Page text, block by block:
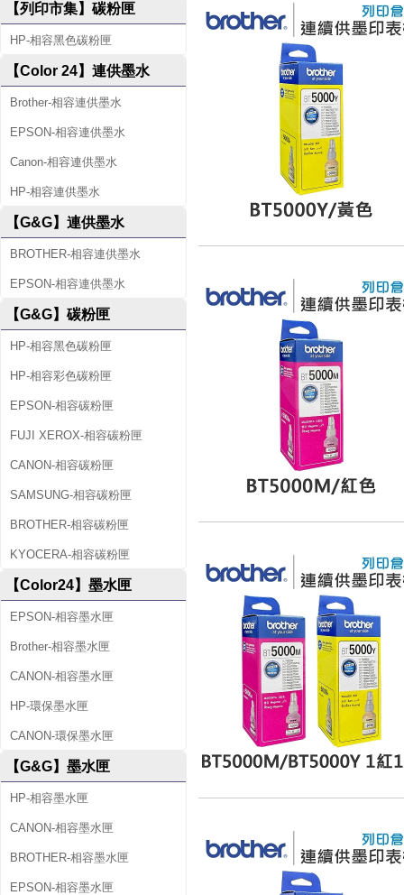
【列印市集】碳粉匣
HP-相容黑色碳粉匣
【Color 24】連供墨水
Brother-相容連供墨水
EPSON-相容連供墨水
Canon-相容連供墨水
HP-相容連供墨水
【G&G】連供墨水
BROTHER-相容連供墨水
EPSON-相容連供墨水
【G&G】碳粉匣
HP-相容黑色碳粉匣
HP-相容彩色碳粉匣
EPSON-相容碳粉匣
FUJI XEROX-相容碳粉匣
CANON-相容碳粉匣
SAMSUNG-相容碳粉匣
BROTHER-相容碳粉匣
KYOCERA-相容碳粉匣
【Color24】墨水匣
EPSON-相容墨水匣
Brother-相容墨水匣
CANON-相容墨水匣
HP-環保墨水匣
CANON-環保墨水匣
【G&G】墨水匣
HP-相容墨水匣
CANON-相容墨水匣
BROTHER-相容墨水匣
EPSON-相容墨水匣